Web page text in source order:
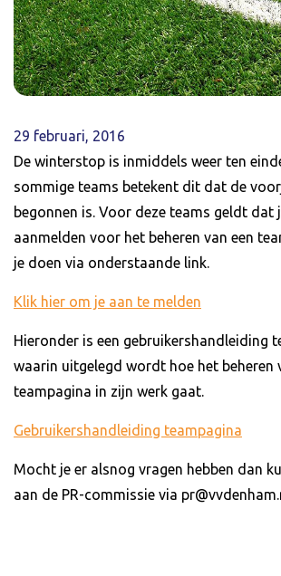
29 februari, 2016
De winterstop is inmiddels weer ten
sommige teams betekent dit dat de
begonnen is. Voor deze teams geldt dat
aanmelden voor het beheren van een
je doen via onderstaande link.
Klik hier om je aan te melden
Hieronder is een gebruikershandleiding
waarin uitgelegd wordt hoe het beheren
teampagina in zijn werk gaat.
Gebruikershandleiding teampagina
Mocht je er alsnog vragen hebben dan
aan de PR-commissie via